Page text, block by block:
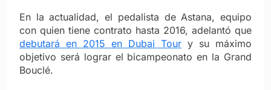
En la actualidad, el pedalista de Astana, equipo
con quien tiene contrato hasta 2016, adelantó que
debutará en 2015 en Dubai Tour y su máximo
objetivo será lograr el bicampeonato en la Grand
Bouclé.